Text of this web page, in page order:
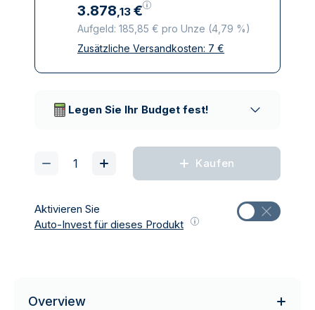
3.878,13 €
Aufgeld: 185,85 € pro Unze (4,79 %)
Alle Steuern inbegriffen
Zusätzliche Versandkosten: 7 €
Legen Sie Ihr Budget fest!
Kaufen
Aktivieren Sie
Auto-Invest für dieses Produkt
Overview